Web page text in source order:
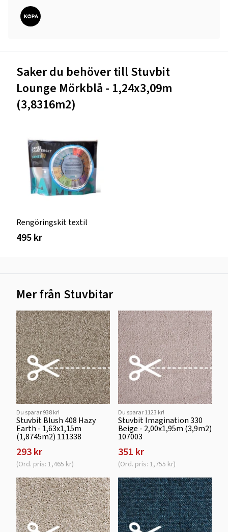
Saker du behöver till Stuvbit
Lounge Mörkblå - 1,24x3,09m
(3,8316m2)
Rengöringskit textil
495 kr
Mer från Stuvbitar
Du sparar 938 kr!
Stuvbit Blush 408 Hazy
Earth - 1,63x1,15m
(1,8745m2) 111338
293 kr
(Ord. pris: 1,465 kr)
Du sparar 1123 kr!
Stuvbit Imagination 330
Beige - 2,00x1,95m (3,9m2)
107003
351 kr
(Ord. pris: 1,755 kr)